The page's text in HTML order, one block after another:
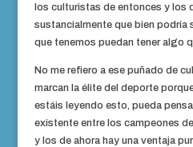
los culturistas de entonces y los
sustancialmente que bien podría
que tenemos puedan tener algo
No me refiero a ese puñado de
marcan la élite del deporte
estáis leyendo esto, pueda
existente entre los campeones
y los de ahora hay una ventaja